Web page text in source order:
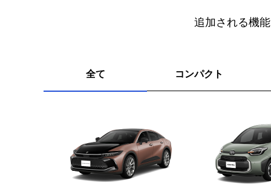
追加される機
全て コンパクト